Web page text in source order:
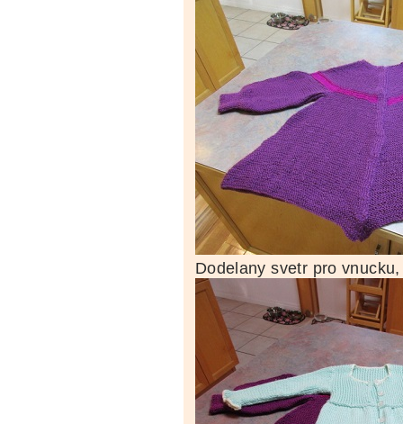
Dodelany svetr pro